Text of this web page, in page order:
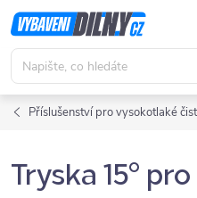
Přejít
na
obsah
Příslušenství pro vysokotlaké
Tryska 15°